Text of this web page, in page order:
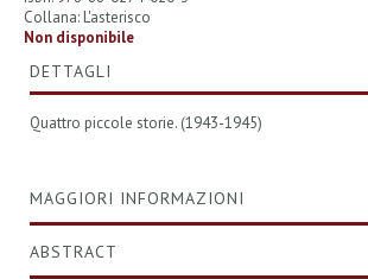
Collana: L'asterisco
Non disponibile
DETTAGLI
Quattro piccole storie. (1943-1945)
MAGGIORI INFORMAZIONI
ABSTRACT